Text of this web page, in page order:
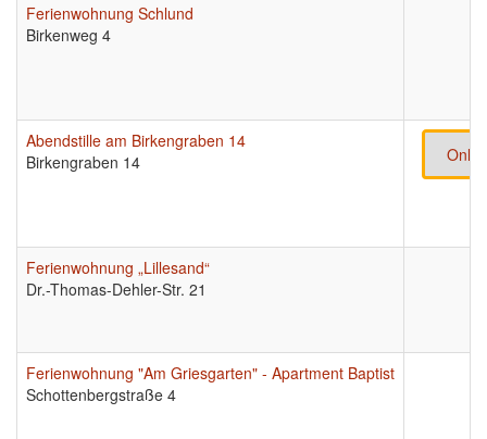
Ferienwohnung Schlund
Birkenweg 4
Abendstille am Birkengraben 14
Birkengraben 14
Ferienwohnung „Lillesand“
Dr.-Thomas-Dehler-Str. 21
Ferienwohnung "Am Griesgarten" - Apartment Baptist
Schottenbergstraße 4